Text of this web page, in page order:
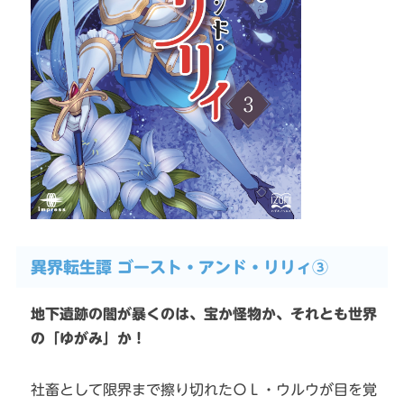
異界転生譚 ゴースト・アンド・リリィ③
地下遺跡の闇が暴くのは、宝か怪物か、それとも世界
の「ゆがみ」か！
社畜として限界まで擦り切れたＯＬ・ウルウが目を覚